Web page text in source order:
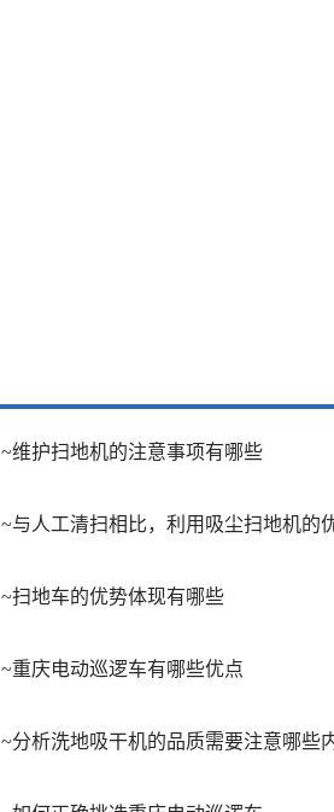
~维护扫地机的注意事项有哪些
~与人工清扫相比，利用吸尘扫地机的
~扫地车的优势体现有哪些
~重庆电动巡逻车有哪些优点
~分析洗地吸干机的品质需要注意哪些